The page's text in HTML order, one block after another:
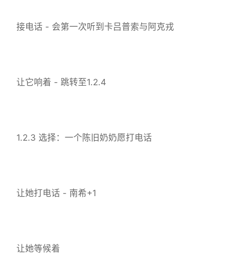
接电话 - 会第一次听到卡吕普索与阿克戎
让它响着 - 跳转至1.2.4
1.2.3 选择：一个陈旧奶奶愿打电话
让她打电话 - 南希+1
让她等候着